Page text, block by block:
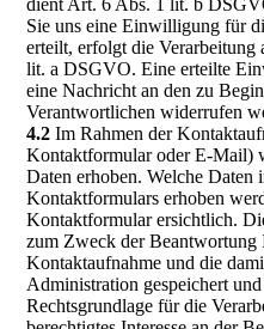
dient Art. 6 Abs. 1 lit. b
Sie uns eine Einwilligung für
erteilt, erfolgt die Verarbeitung
lit. a DSGVO. Eine erteilte
eine Nachricht an den zu
Verantwortlichen widerrufen
4.2 Im Rahmen der
Kontaktformular oder E-Mail)
Daten erhoben. Welche Daten
Kontaktformulars erhoben
Kontaktformular ersichtlich.
zum Zweck der Beantwortung
Kontaktaufnahme und die
Administration gespeichert
Rechtsgrundlage für die